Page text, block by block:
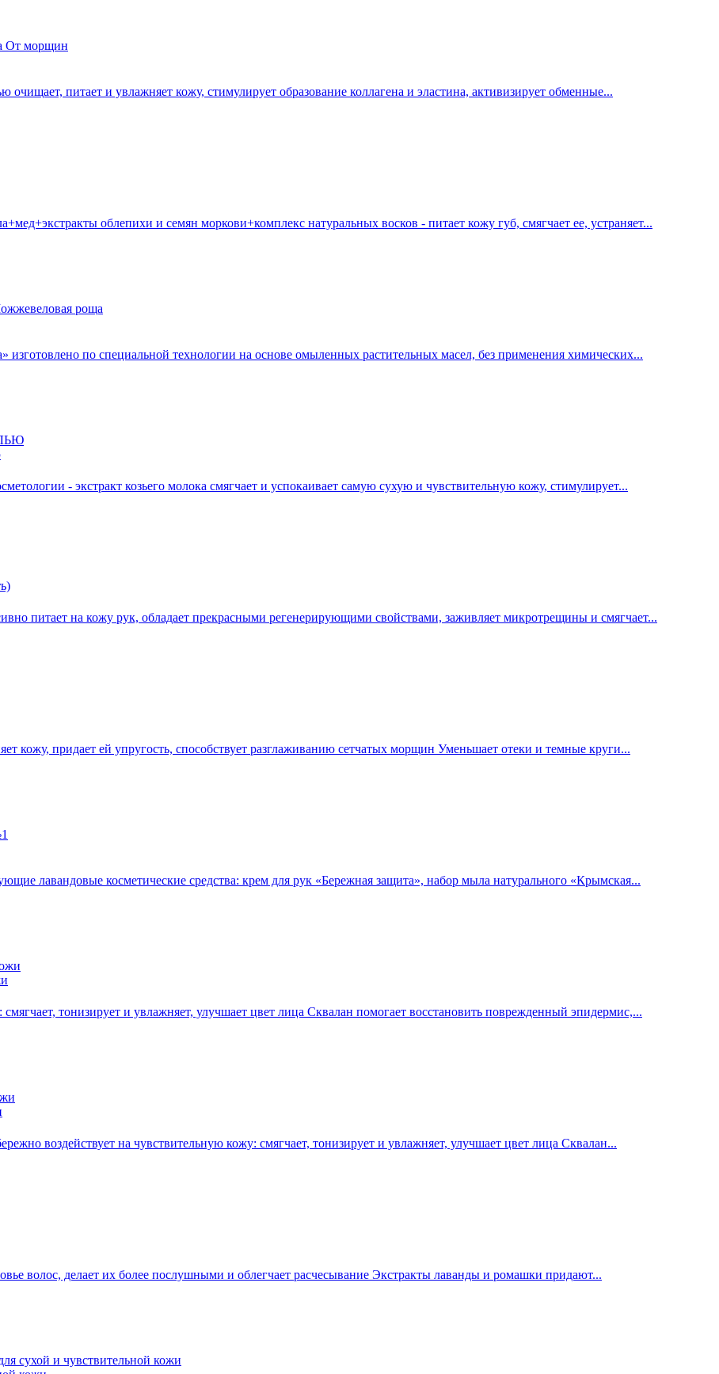
питает и увлажняет кожу, стимулирует образование коллагена и эластина, активизирует обменные...
облепихи и семян моркови+комплекс натуральных восков - питает кожу губ, смягчает ее, устраняет...
по специальной технологии на основе омыленных растительных масел, без применения химических...
- экстракт козьего молока смягчает и успокаивает самую сухую и чувствительную кожу, стимулирует...
на кожу рук, обладает прекрасными регенерирующими свойствами, заживляет микротрещины и смягчает...
кожу, придает ей упругость, способствует разглаживанию сетчатых морщин Уменьшает отеки и темные круги...
лавандовые косметические средства: крем для рук «Бережная защита», набор мыла натурального «Крымская...
тонизирует и увлажняет, улучшает цвет лица Сквалан помогает восстановить поврежденный эпидермис,...
воздействует на чувствительную кожу: смягчает, тонизирует и увлажняет, улучшает цвет лица Сквалан...
волос, делает их более послушными и облегчает расчесывание Экстракты лаванды и ромашки придают...